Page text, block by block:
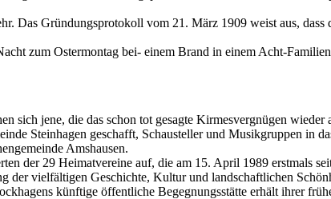
Das Gründungsprotokoll vom 21. März 1909 weist aus, dass
zum Ostermontag bei- einem Brand in einem Acht-
sich jene, die das schon tot gesagte Kirmesvergnügen
Steinhagen geschafft, Schausteller und Musikgruppen in
Amshausen.
der 29 Heimatvereine auf, die am 15. April 1989 erstmals
der vielfältigen Geschichte, Kultur und landschaftlichen
künftige öffentliche Begegnungsstätte erhält ihrer